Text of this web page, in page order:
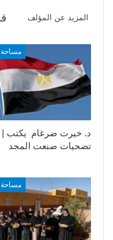
المزيد عن المؤلف
مساحة
د. خيرت ضرغام يكتب |
تضحيات صنعت المجد
مساحة